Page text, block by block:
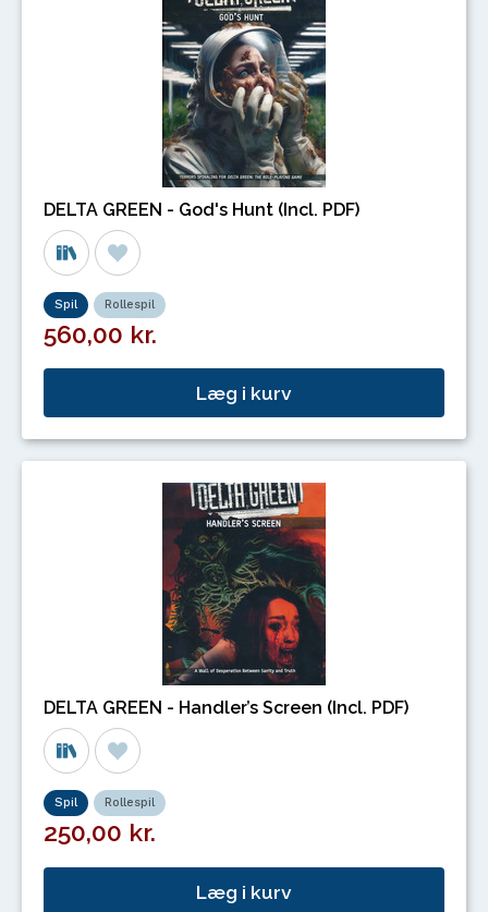
DELTA GREEN - God's Hunt (Incl. PDF)
Spil Rollespil
560,00 kr.
Læg i kurv
DELTA GREEN - Handler’s Screen (Incl. PDF)
Spil Rollespil
250,00 kr.
Læg i kurv